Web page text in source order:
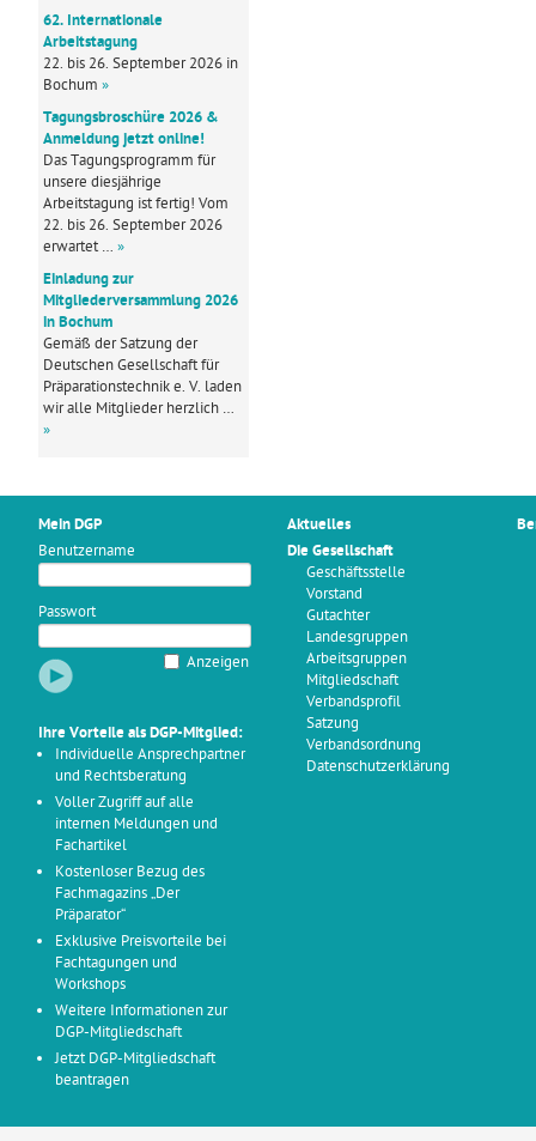
62. Internationale
Arbeitstagung
22. bis 26. September 2026 in
Bochum »
Tagungsbroschüre 2026 &
Anmeldung jetzt online!
Das Tagungsprogramm für
unsere diesjährige
Arbeitstagung ist fertig! Vom
22. bis 26. September 2026
erwartet … »
Einladung zur
Mitgliederversammlung 2026
in Bochum
Gemäß der Satzung der
Deutschen Gesellschaft für
Präparationstechnik e. V. laden
wir alle Mitglieder herzlich …
»
Mein DGP
Benutzername
Passwort
Anzeigen
Ihre Vorteile als DGP-Mitglied:
Individuelle Ansprechpartner
und Rechtsberatung
Voller Zugriff auf alle
internen Meldungen und
Fachartikel
Kostenloser Bezug des
Fachmagazins „Der
Präparator“
Exklusive Preisvorteile bei
Fachtagungen und
Workshops
Weitere Informationen zur
DGP-Mitgliedschaft
Jetzt DGP-Mitgliedschaft
beantragen
Aktuelles
Die Gesellschaft
Geschäftsstelle
Vorstand
Gutachter
Landesgruppen
Arbeitsgruppen
Mitgliedschaft
Verbandsprofil
Satzung
Verbandsordnung
Datenschutzerklärung